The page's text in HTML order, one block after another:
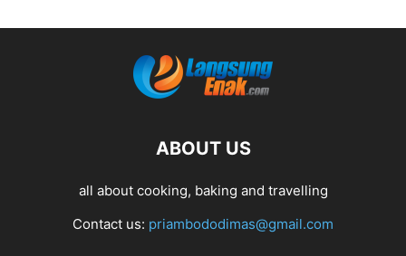
ABOUT US
all about cooking, baking and travelling
Contact us: priambododimas@gmail.com